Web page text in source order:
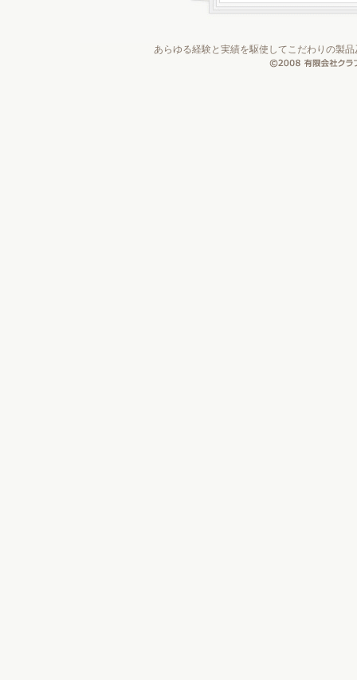
あらゆる経験と実績を駆使してこだわりの製